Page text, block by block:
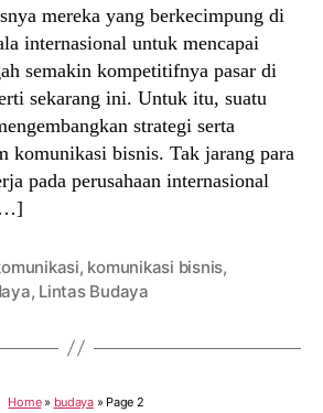
mereka yang berkecimpung di
internasional untuk mencapai
semakin kompetitifnya pasar di
sekarang ini. Untuk itu, suatu
strategi serta
komunikasi bisnis. Tak jarang para
pada perusahaan internasional
, komunikasi bisnis,
, Lintas Budaya
Home» budaya» Page 2